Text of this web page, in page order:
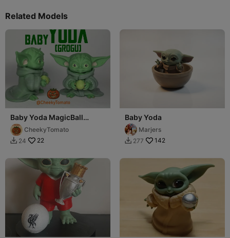
Related Models
Baby Yoda MagicBall
DeskBuddy
CheekyTomato
 24 22
Baby Yoda
Marjers
 277 142